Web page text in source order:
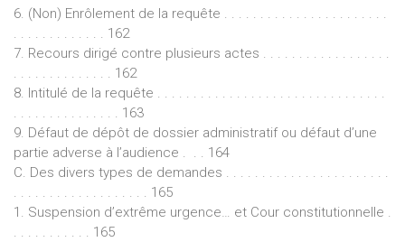
6. (Non) Enrôlement de la requête . . . . . . . . . . . . . . . . . . . . . . .
. . . . . . . . . . . . . 162
7. Recours dirigé contre plusieurs actes . . . . . . . . . . . . . . . . . .
. . . . . . . . . . . . . . 162
8. Intitulé de la requête . . . . . . . . . . . . . . . . . . . . . . . . . . . . . . . .
. . . . . . . . . . . . . . . 163
9. Défaut de dépôt de dossier administratif ou défaut d’une
partie adverse à l’audience . . . 164
C. Des divers types de demandes . . . . . . . . . . . . . . . . . . . . . . .
. . . . . . . . . . . . . . . . . . . 165
1. Suspension d’extrême urgence… et Cour constitutionnelle .
. . . . . . . . . . . 165